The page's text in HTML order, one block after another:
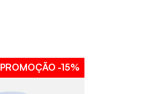
PROMOÇÃO -15%